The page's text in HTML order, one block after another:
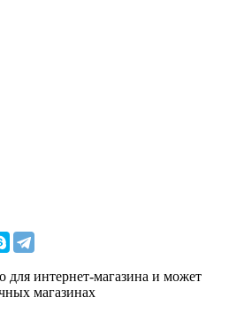
для интернет-магазина и может
магазинах